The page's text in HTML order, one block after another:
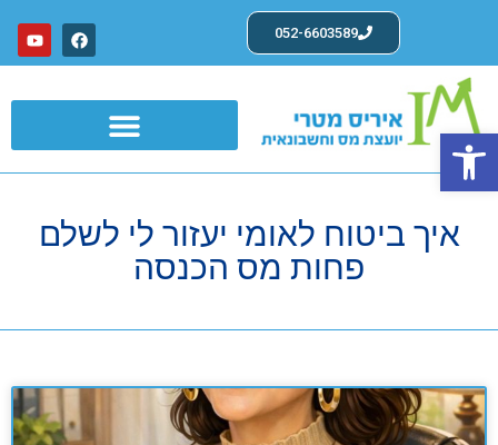
פתח סרגל נגישות
052-6603589
איך ביטוח לאומי יעזור לי לשלם
פחות מס הכנסה